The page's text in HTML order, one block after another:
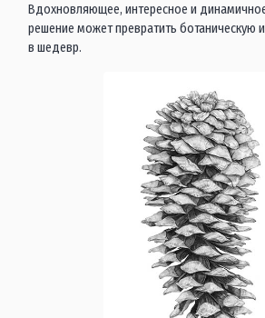
Вдохновляющее, интересное и
решение может превратить ботаническую
в шедевр.